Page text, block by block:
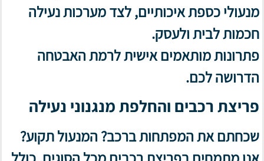
מנעולי כספת איכותיים, לצד מערכות נעילה
חכמות לבית ולעסק.
פתרונות מותאמים אישית לרמת האבטחה
הדרושה לכם.
פריצת רכבים והחלפת מנגנוני נעילה
שכחתם את המפתחות ברכב? המנעול תקוע?